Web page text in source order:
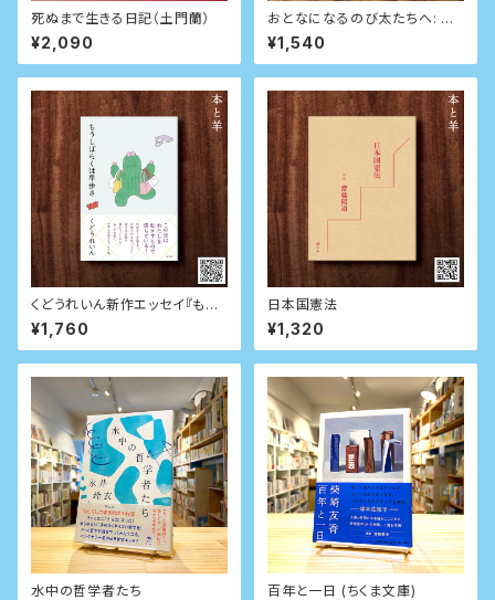
死ぬまで生きる日記（土門蘭）
¥2,090
おとなになるのび太たちへ: 人
生を変える『ドラえもん』セレク
ション
¥1,540
くどうれいん新作エッセイ『もう
しばらくは早歩き』
¥1,760
日本国憲法
¥1,320
水中の哲学者たち 百年と一日 (ちくま文庫)